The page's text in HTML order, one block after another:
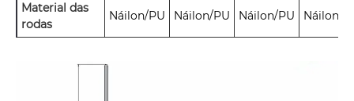
Material das
rodas
Náilon/PU Náilon/PU Náilon/PU Náilon/